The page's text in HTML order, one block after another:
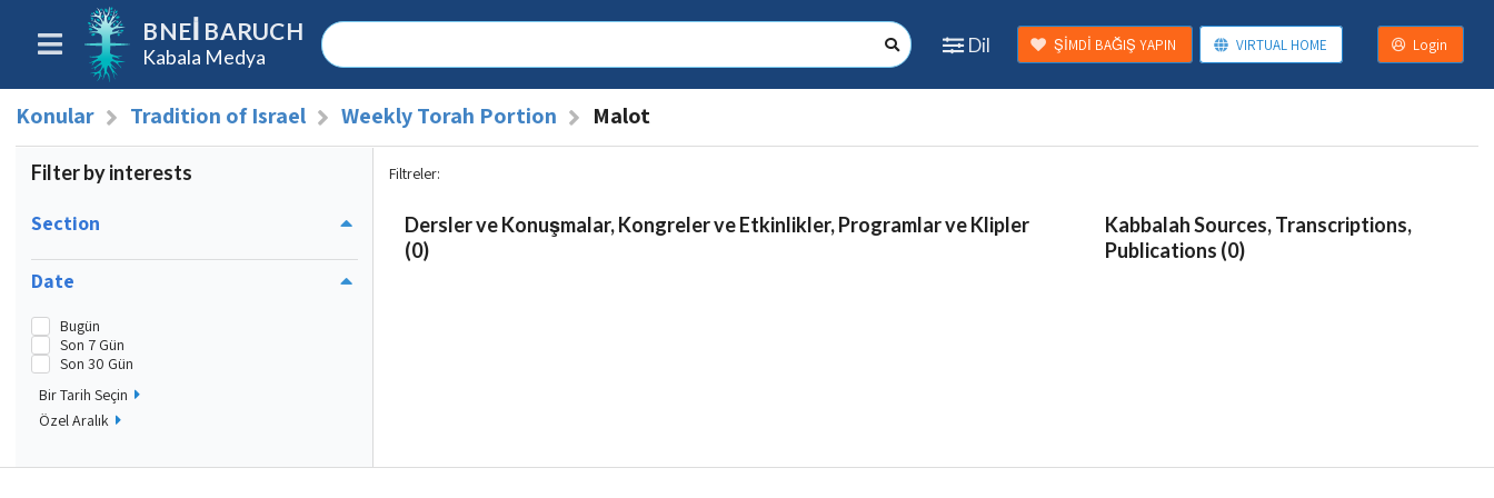
BNEI BARUCH
Kabala Medya
Dil ŞİMDİ BAĞIŞ YAPIN VIRTUAL HOME Login
Konular Tradition of Israel Weekly Torah Portion Malot
Filter by interests
Section
Date
Bugün
Son 7 Gün
Son 30 Gün
Bir Tarih Seçin
Özel Aralık
Filtreler:
Dersler ve Konuşmalar, Kongreler ve Etkinlikler, Programlar ve Klipler
(0)
Kabbalah Sources, Transcriptions,
Publications (0)